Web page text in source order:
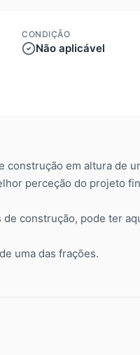
CONDIÇÃO
Não aplicável
construção em altura de
perceção do projeto
de construção, pode ter
uma das frações.